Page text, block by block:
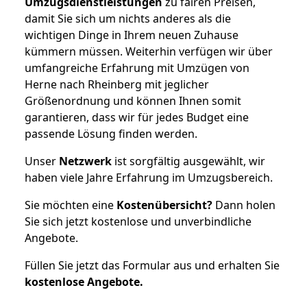
damit Sie sich um nichts anderes als die
wichtigen Dinge in Ihrem neuen Zuhause
kümmern müssen. Weiterhin verfügen wir über
umfangreiche Erfahrung mit Umzügen von
Herne nach Rheinberg mit jeglicher
Größenordnung und können Ihnen somit
garantieren, dass wir für jedes Budget eine
passende Lösung finden werden.
Unser Netzwerk ist sorgfältig ausgewählt, wir
haben viele Jahre Erfahrung im Umzugsbereich.
Sie möchten eine Kostenübersicht? Dann holen
Sie sich jetzt kostenlose und unverbindliche
Angebote.
Füllen Sie jetzt das Formular aus und erhalten Sie
kostenloseAngebote.